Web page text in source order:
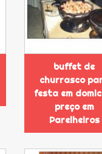
buffet de
churrasco
festa em
preço em
Parelheiros